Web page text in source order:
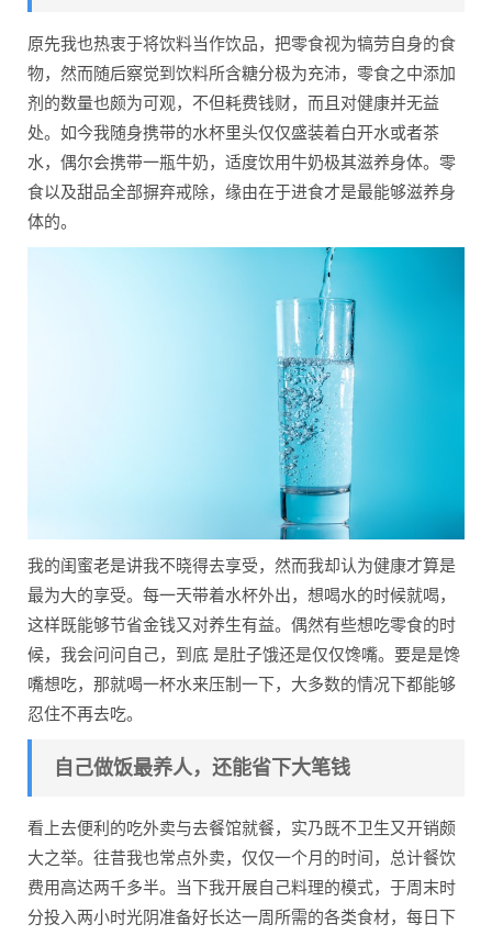
原先我也热衷于将饮料当作饮品，把零食视为犒劳自身的食
物，然而随后察觉到饮料所含糖分极为充沛，零食之中添加
剂的数量也颇为可观，不但耗费钱财，而且对健康并无益
处。如今我随身携带的水杯里头仅仅盛装着白开水或者茶
水，偶尔会携带一瓶牛奶，适度饮用牛奶极其滋养身体。零
食以及甜品全部摒弃戒除，缘由在于进食才是最能够滋养身
体的。
我的闺蜜老是讲我不晓得去享受，然而我却认为健康才算是
最为大的享受。每一天带着水杯外出，想喝水的时候就喝，
这样既能够节省金钱又对养生有益。偶然有些想吃零食的时
候，我会问问自己，到底 是肚子饿还是仅仅馋嘴。要是是馋
嘴想吃，那就喝一杯水来压制一下，大多数的情况下都能够
忍住不再去吃。
自己做饭最养人，还能省下大笔钱
看上去便利的吃外卖与去餐馆就餐，实乃既不卫生又开销颇
大之举。往昔我也常点外卖，仅仅一个月的时间，总计餐饮
费用高达两千多半。当下我开展自己料理的模式，于周末时
分投入两小时光阴准备好长达一周所需的各类食材，每日下